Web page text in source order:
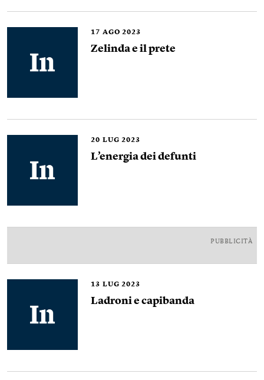
17 AGO 2023
Zelinda e il prete
20 LUG 2023
L’energia dei defunti
PUBBLICITÀ
13 LUG 2023
Ladroni e capibanda